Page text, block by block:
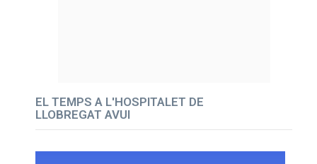
EL TEMPS A L'HOSPITALET DE
LLOBREGAT AVUI